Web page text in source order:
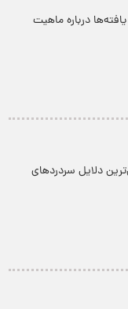
درباره ماهیت
دلایل سردرد‌های